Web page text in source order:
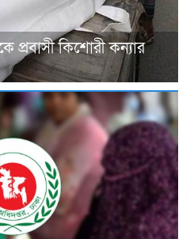
প্রবাসী কিশোরী কন্যার